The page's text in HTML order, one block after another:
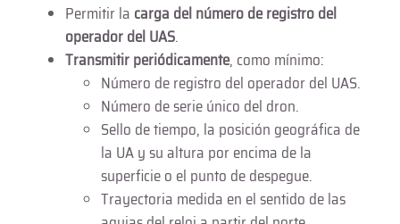
Permitir la carga del número de registro del
operador del UAS.
Transmitir periódicamente, como mínimo:
Número de registro del operador del UAS.
Número de serie único del dron.
Sello de tiempo, la posición geográfica de
la UA y su altura por encima de la
superficie o el punto de despegue.
Trayectoria medida en el sentido de las